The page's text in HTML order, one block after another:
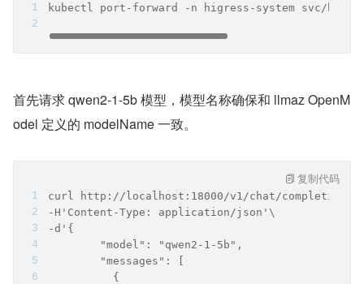
kubectl port-forward -n higress-system svc/
首先请求 qwen2-1-5b 模型，模型名称确保和 llmaz OpenM
odel 定义的 modelName 一致。
curl http://localhost:18000/v1/chat/completions\
-H'Content-Type: application/json'\
-d'{
        "model": "qwen2-1-5b",
        "messages": [
          {
复制代码